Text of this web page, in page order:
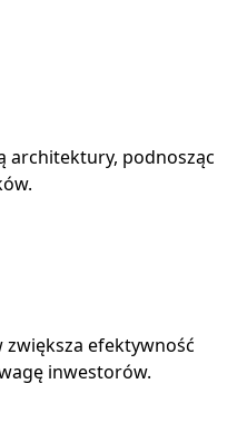
architektury, podnosząc
efektywność
inwestorów.